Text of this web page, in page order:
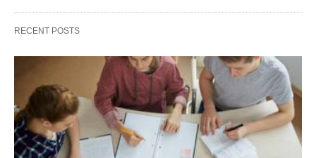
RECENT POSTS